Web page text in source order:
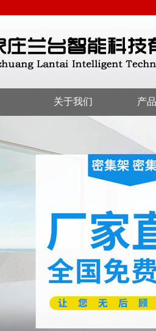
关于我们 产